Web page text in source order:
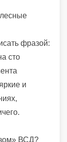
фразой:
сто
и
ВСД?